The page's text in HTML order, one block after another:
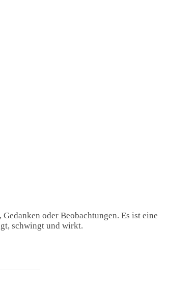
oder Beobachtungen. Es ist eine
schwingt und wirkt.